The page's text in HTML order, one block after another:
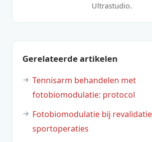
Ultrastudio.
Gerelateerde artikelen
Tennisarm behandelen met
fotobiomodulatie: protocol
Fotobiomodulatie bij
sportoperaties